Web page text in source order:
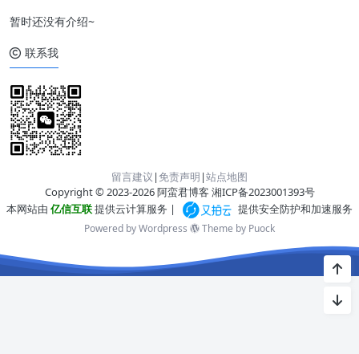
暂时还没有介绍~
联系我
留言建议 |免责声明 |站点地图
Copyright © 2023-2026 阿蛮君博客 湘ICP备2023001393号
本网站由 亿信互联提供云计算服务 | 提供安全防护和加速服务
Powered by Wordpress Theme by Puock